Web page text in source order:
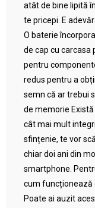
atât de bine lipită
te pricepi. E
O baterie
de cap cu carcasa
pentru
redus pentru a
semn că ar trebui
de memorie
cât mai mult
sfințenie, te vor
chiar doi ani din
smartphone.
cum funcționează
Poate ai auzit